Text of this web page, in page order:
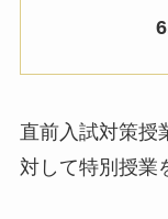
直前入試対策授
対して特別授業